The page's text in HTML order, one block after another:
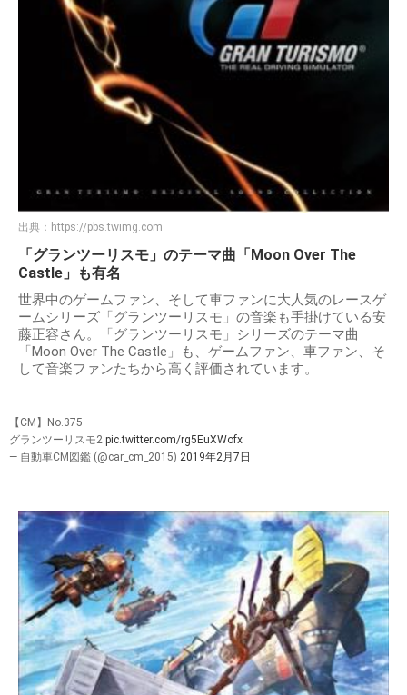
出典： https://pbs.twimg.com
「グランツーリスモ」のテーマ曲「Moon Over The
Castle」も有名
世界中のゲームファン、そして車ファンに大人気のレースゲ
ームシリーズ「グランツーリスモ」の音楽も手掛けている安
藤正容さん。「グランツーリスモ」シリーズのテーマ曲
「Moon Over The Castle」も、ゲームファン、車ファン、そ
して音楽ファンたちから高く評価されています。
【CM】No.375
グランツーリスモ2 pic.twitter.com/rg5EuXWofx
— 自動車CM図鑑 (@car_cm_2015) 2019年2月7日